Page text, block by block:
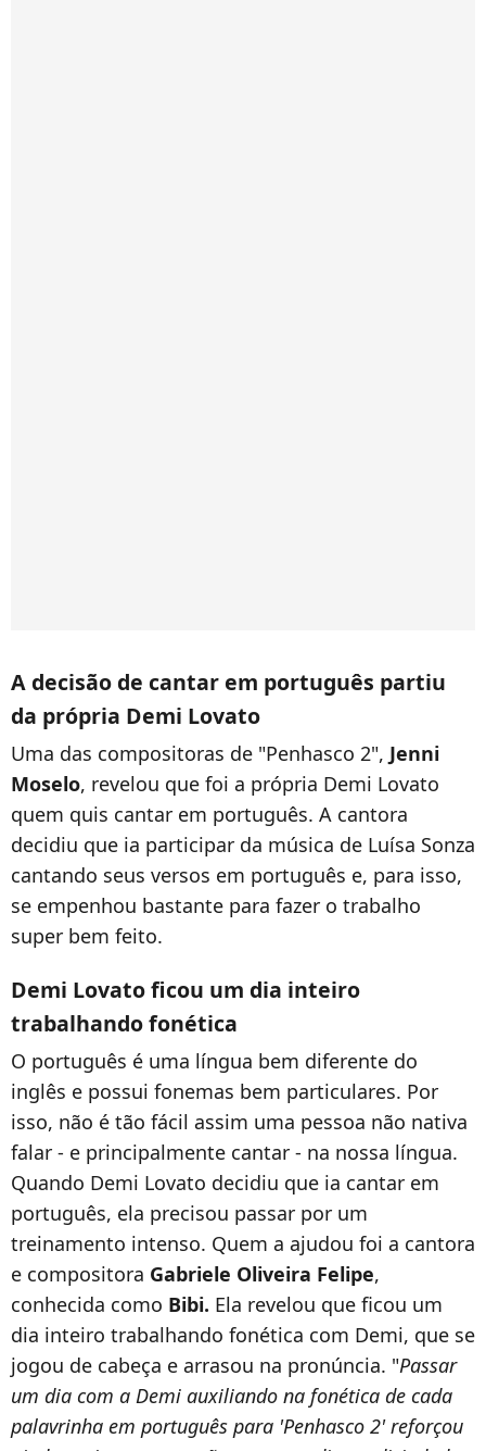
A decisão de cantar em português partiu
da própria Demi Lovato
Uma das compositoras de "Penhasco 2", Jenni
Moselo, revelou que foi a própria Demi Lovato
quem quis cantar em português. A cantora
decidiu que ia participar da música de Luísa Sonza
cantando seus versos em português e, para isso,
se empenhou bastante para fazer o trabalho
super bem feito.
Demi Lovato ficou um dia inteiro
trabalhando fonética
O português é uma língua bem diferente do
inglês e possui fonemas bem particulares. Por
isso, não é tão fácil assim uma pessoa não nativa
falar - e principalmente cantar - na nossa língua.
Quando Demi Lovato decidiu que ia cantar em
português, ela precisou passar por um
treinamento intenso. Quem a ajudou foi a cantora
e compositora Gabriele Oliveira Felipe,
conhecida como Bibi. Ela revelou que ficou um
dia inteiro trabalhando fonética com Demi, que se
jogou de cabeça e arrasou na pronúncia. "Passar
um dia com a Demi auxiliando na fonética de cada
palavrinha em português para 'Penhasco 2' reforçou